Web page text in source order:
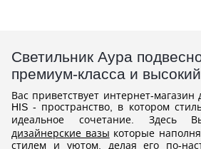
Светильник Аура
премиум-класса и
Вас приветствует интернет-
HIS - пространство, в котором
идеальное сочетание. Здесь
дизайнерские вазы которые
стилем и уютом, делая его по-